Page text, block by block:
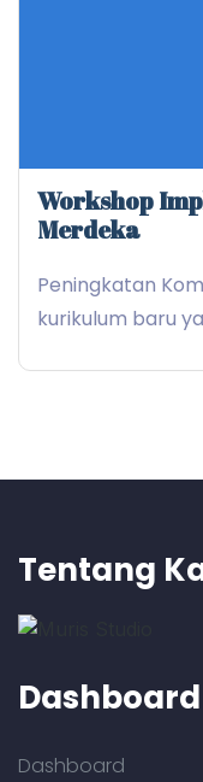
Workshop
Merdeka
Peningkatan
kurikulum baru
Tentang
Dashboard
Dashboard